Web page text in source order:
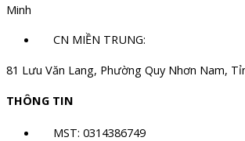
Minh
CN MIỀN TRUNG:
81 Lưu Văn Lang, Phường Quy Nhơn Nam,
THÔNG TIN
MST: 0314386749